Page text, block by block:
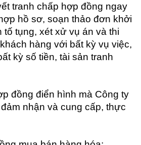
tranh chấp hợp đồng ngay
hồ sơ, soạn thảo đơn khởi
tố tụng, xét xử vụ án và thi
hàng với bất kỳ vụ việc,
kỳ số tiền, tài sản tranh
đồng điển hình mà Công ty
nhận và cung cấp, thực